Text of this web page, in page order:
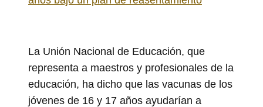
La Unión Nacional de Educación, que
representa a maestros y profesionales de la
educación, ha dicho que las vacunas de los
jóvenes de 16 y 17 años ayudarían a